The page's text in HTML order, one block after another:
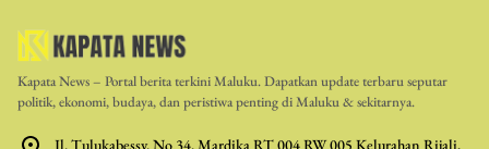
Kapata News – Portal berita terkini Maluku. Dapatkan update terbaru seputar
politik, ekonomi, budaya, dan peristiwa penting di Maluku & sekitarnya.
Jl. Tulukabessy. No 34. Mardika RT 004 RW 005 Kelurahan Rijali,